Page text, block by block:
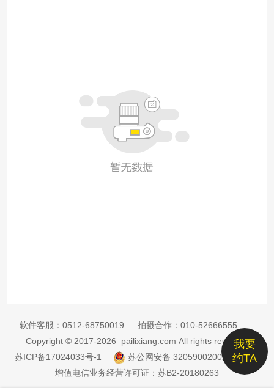
我要
约TA
软件客服： 0512-68750019 拍摄合作： 010-52666555
Copyright © 2017-2026 pailixiang.com All rights reserved
苏ICP备17024033号-1
苏公网安备 32059002002885号
增值电信业务经营许可证：苏B2-20180263